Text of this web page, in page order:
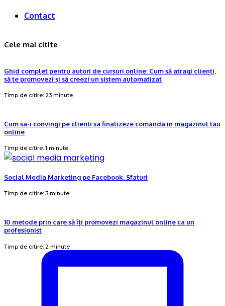
Contact
Cele mai citite
Ghid complet pentru autori de cursuri online: Cum să atragi clienți,
să te promovezi și să creezi un sistem automatizat
Timp de citire: 23 minute
Cum sa-i convingi pe clienti sa finalizeze comanda in magazinul tau
online
Timp de citire: 1 minute
Social Media Marketing pe Facebook. Sfaturi
Timp de citire: 3 minute
10 metode prin care să îți promovezi magazinul online ca un
profesionist
Timp de citire: 2 minute